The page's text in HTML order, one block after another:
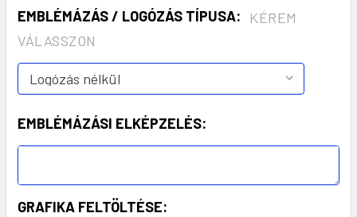
EMBLÉMÁZÁS / LOGÓZÁS TÍPUSA:
KÉREM
VÁLASSZON
EMBLÉMÁZÁSI ELKÉPZELÉS:
GRAFIKA FELTÖLTÉSE: